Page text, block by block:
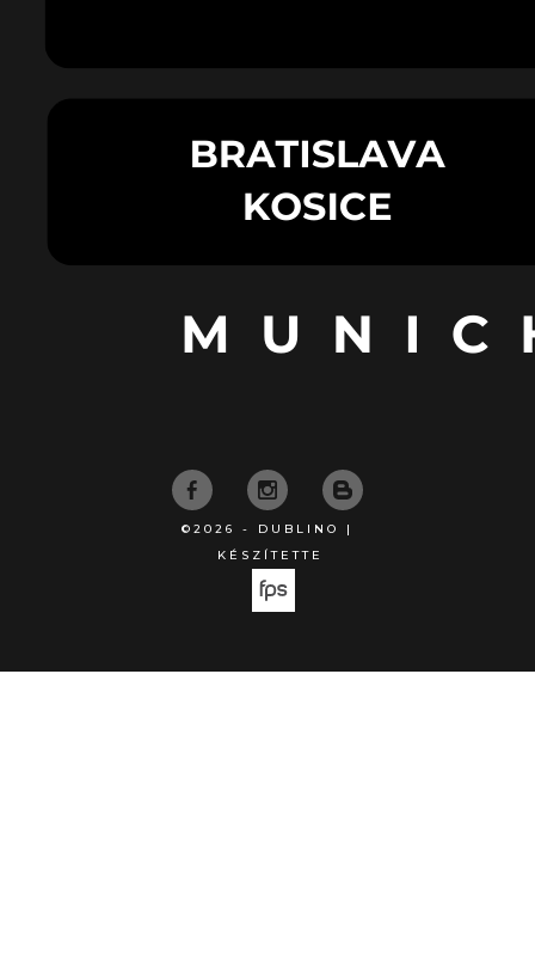
©2026 - DUBLINO |
KÉSZÍTETTE